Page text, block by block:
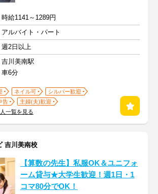
時給1141～1289円
アルバイト・パート
週2日以上
吉川美南駅
車6分
ネイル可
シルバー歓迎
告
主婦(夫)歓迎
一覧を見る
吉川美南校
【算数の先生】私服OK＆ユニフォ
ーム貸与★大学生歓迎！週1日・1
コマ80分でOK！